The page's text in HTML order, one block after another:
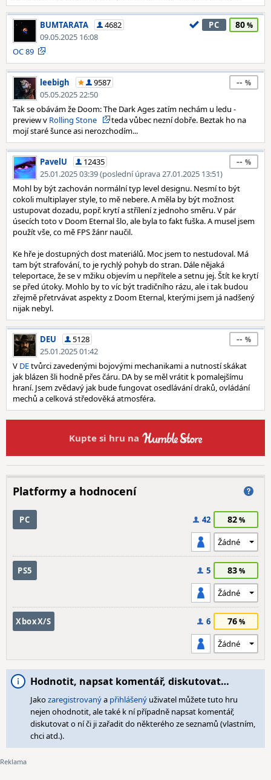
BUMTARATA
4682
09.05.2025 16:08
PC 80
OC 89
leebigh
9587
05.05.2025 22:50
--
Tak se obávám že Doom: The Dark Ages zatím nechám u ledu -
preview v Rolling Stone
teda vůbec nezní dobře. Beztak ho na
mojí staré šunce asi nerozchodím...
PavelU
12435
25.01.2025 03:39 (poslední úprava 27.01.2025 13:51)
--
Mohl by být zachován normální typ level designu. Nesmí to být
cokoli multiplayer style, to mě nebere. A měla by být možnost
ustupovat dozadu, popř. krytí a střílení z jednoho směru. V pár
úsecích toto v Doom Eternal šlo, ale byla to fakt fuška. A musel jsem
použít vše, co mě FPS žánr naučil.
Ke hře je dostupných dost materiálů. Moc jsem to nestudoval. Má
tam být strafování, to je rychlý pohyb do stran. Dále nějaká
teleportace, že se v mžiku objevím u nepřítele a setnu jej. Štít ke krytí
se před útoky. Mohlo by to víc být tradičního rázu, ale i tak budou
zřejmě přetrvávat aspekty z Doom Eternal, kterými jsem já nadšený
nijak nebyl.
DEU
5128
25.01.2025 01:42
--
V DEtvůrci zavedenými bojovými mechanikami a nutností skákat
jak blázen šli hodně přes čáru. DA by se měl vrátit k pomalejšímu
hraní. Jsem zvědavý jak bude fungovat osedlávání draků, ovládání
mechů a celková středověká atmosféra.
Kupte si hru na
Platformy a hodnocení
PC 42 82
PS5 5 83
XboxX/S 6 76
Hodnotit, napsat komentář, diskutovat…
Jakozaregistrovanýa přihlášený uživatel můžete tuto hru
nejen ohodnotit, ale také k ní případně napsat komentář,
diskutovat o ní či ji zařadit do některého ze seznamů (vlastním,
chci atd.).